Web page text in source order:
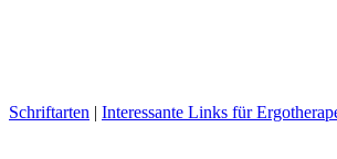
Schriftarten | Interessante Links für